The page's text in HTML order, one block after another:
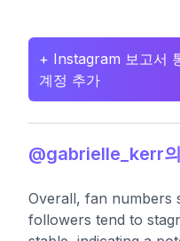
+ Instagram 보고서
계정 추가
@gabrielle_kerr
Overall, fan numbers
followers tend to